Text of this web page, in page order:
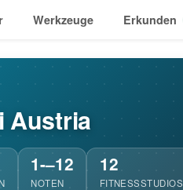
Werkzeuge Erkunden
Austria
1-–12
NOTEN
12
FITNESSSTUDIOS